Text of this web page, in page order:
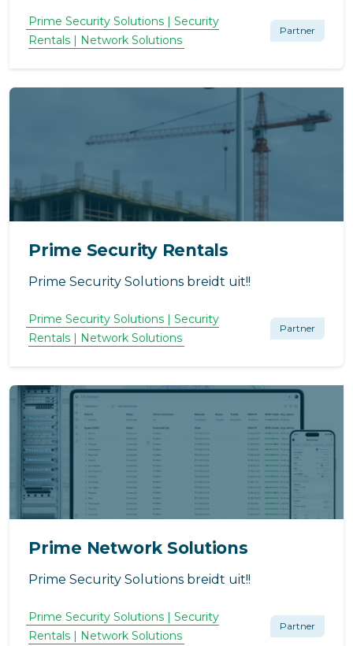
Prime Security Solutions | Security
Rentals | Network Solutions
Partner
Prime Security Rentals
Prime Security Solutions breidt uit!!
Prime Security Solutions | Security
Rentals | Network Solutions
Partner
Prime Network Solutions
Prime Security Solutions breidt uit!!
Prime Security Solutions | Security
Rentals | Network Solutions
Partner